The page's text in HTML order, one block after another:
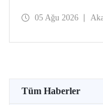
Koşullarına Bağlı
05 Ağu 2026
Tüm Haberler